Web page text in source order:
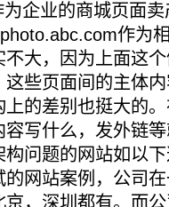
企业的商城页面
作为
大，因为上面这个
些页面间的主体
的差别也挺大的
写什么，发外链
问题的网站如以
网站案例，公司在
，深圳都有。而